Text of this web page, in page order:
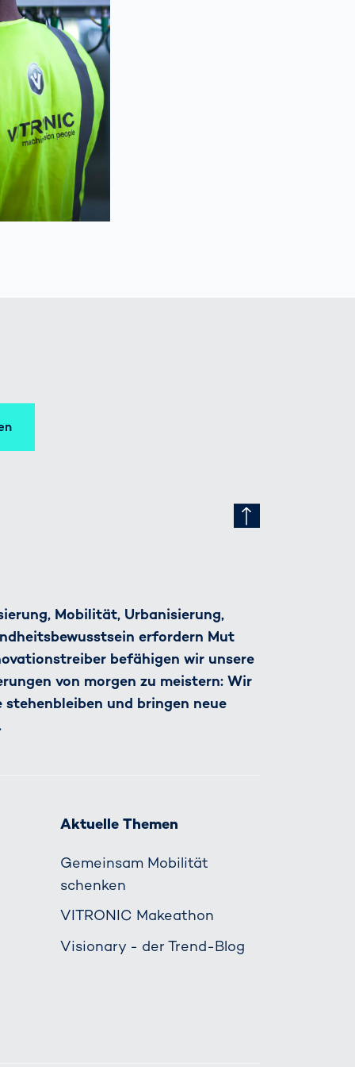
Mobilität, Urbanisierung,
erfordern Mut
befähigen wir unsere
von morgen zu meistern: Wir
stehenbleiben und bringen neue
Aktuelle Themen
Gemeinsam Mobilität
schenken
VITRONIC Makeathon
Visionary - der Trend-Blog